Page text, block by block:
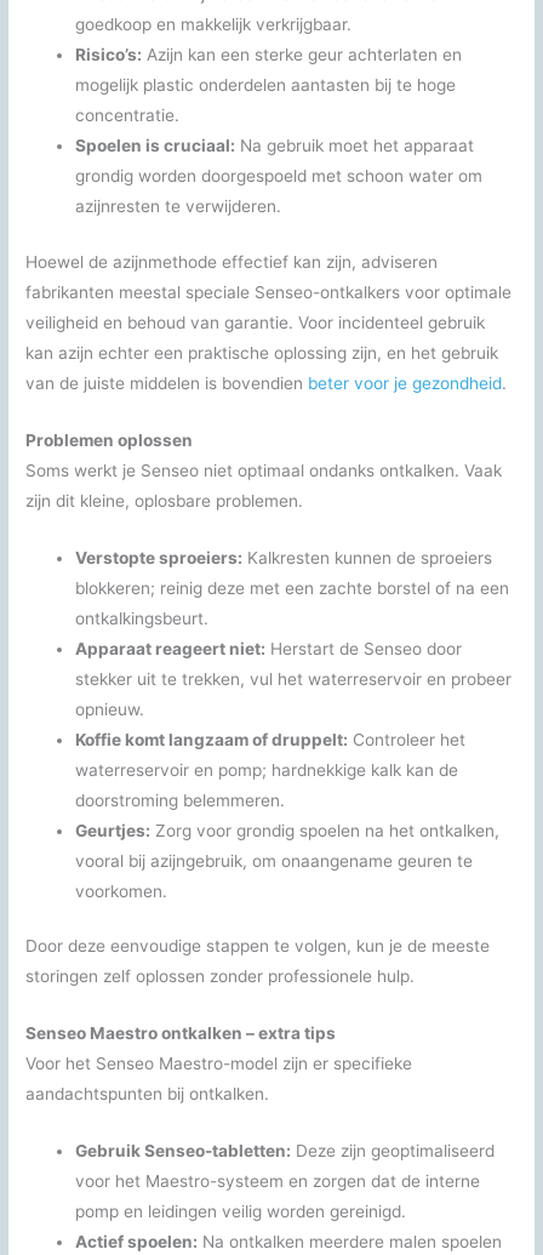
goedkoop en makkelijk verkrijgbaar.
Risico’s: Azijn kan een sterke geur achterlaten en
mogelijk plastic onderdelen aantasten bij te hoge
concentratie.
Spoelen is cruciaal: Na gebruik moet het apparaat
grondig worden doorgespoeld met schoon water om
azijnresten te verwijderen.
Hoewel de azijnmethode effectief kan zijn, adviseren
fabrikanten meestal speciale Senseo-ontkalkers voor optimale
veiligheid en behoud van garantie. Voor incidenteel gebruik
kan azijn echter een praktische oplossing zijn, en het gebruik
van de juiste middelen is bovendien beter voor je gezondheid.
Problemen oplossen
Soms werkt je Senseo niet optimaal ondanks ontkalken. Vaak
zijn dit kleine, oplosbare problemen.
Verstopte sproeiers: Kalkresten kunnen de sproeiers
blokkeren; reinig deze met een zachte borstel of na een
ontkalkingsbeurt.
Apparaat reageert niet: Herstart de Senseo door
stekker uit te trekken, vul het waterreservoir en probeer
opnieuw.
Koffie komt langzaam of druppelt: Controleer het
waterreservoir en pomp; hardnekkige kalk kan de
doorstroming belemmeren.
Geurtjes: Zorg voor grondig spoelen na het ontkalken,
vooral bij azijngebruik, om onaangename geuren te
voorkomen.
Door deze eenvoudige stappen te volgen, kun je de meeste
storingen zelf oplossen zonder professionele hulp.
Senseo Maestro ontkalken – extra tips
Voor het Senseo Maestro-model zijn er specifieke
aandachtspunten bij ontkalken.
Gebruik Senseo-tabletten: Deze zijn geoptimaliseerd
voor het Maestro-systeem en zorgen dat de interne
pomp en leidingen veilig worden gereinigd.
Actief spoelen: Na ontkalken meerdere malen spoelen